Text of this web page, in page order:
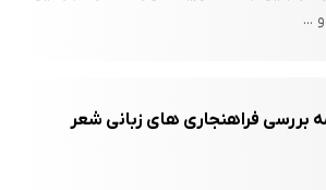
آشکار زبانی باز می گذارد. دستگاه واژگانی زبان
است. نثرهای آهنگین صوفیه و حتی متنی
این قابلیت شعری زبان را عینی کرده که ما را
و هر بحث دراز دامنی بی نیاز می کند. بی خود
...
بررسی فراهنجاری های زبانی شعر